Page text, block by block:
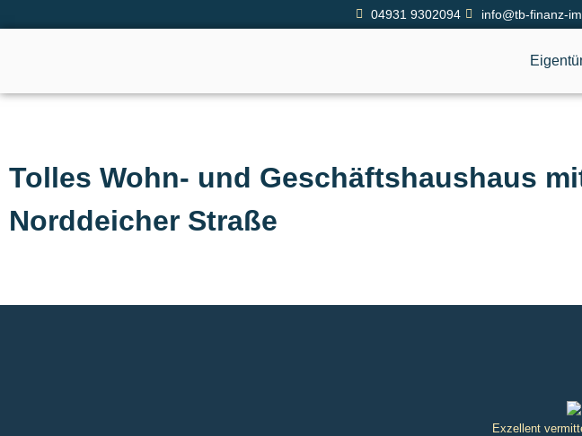
04931 9302094 info@tb-finanz-
Tolles Wohn- und Geschäftshaushaus
Norddeicher Straße
Exzellent